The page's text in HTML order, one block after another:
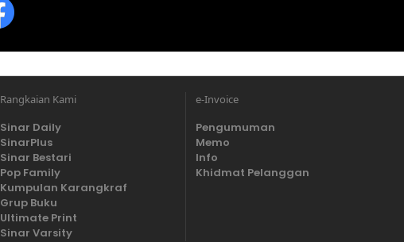
Rangkaian Kami
Sinar Daily
SinarPlus
Sinar Bestari
Pop Family
Kumpulan Karangkraf
Grup Buku
Ultimate Print
Sinar Varsity
e-Invoice
Pengumuman
Memo
Info
Khidmat Pelanggan